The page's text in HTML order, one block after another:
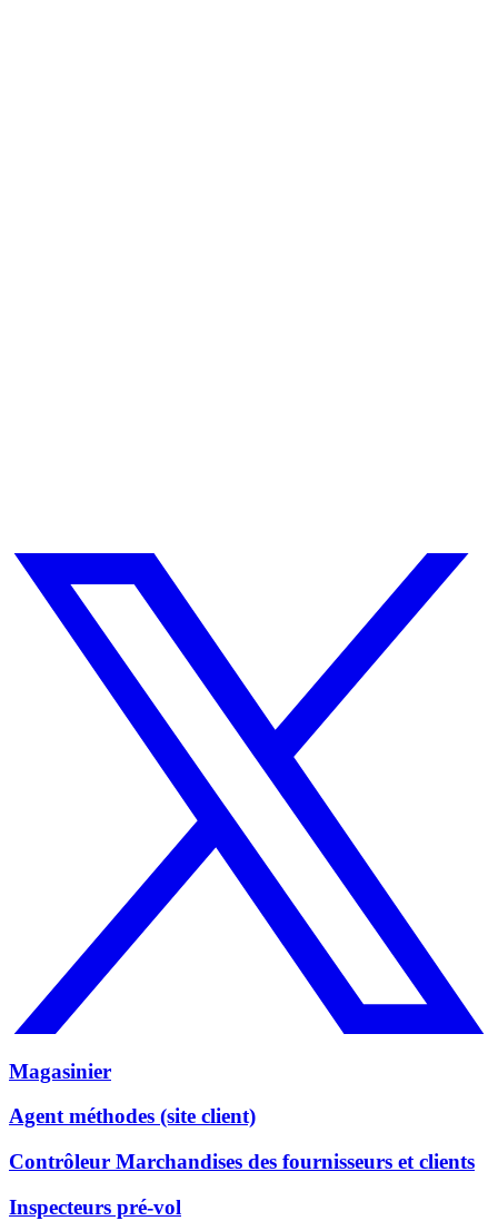
Magasinier
Agent méthodes (site client)
Contrôleur Marchandises des fournisseurs et clients
Inspecteurs pré-vol